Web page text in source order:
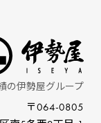
の伊勢屋グループ
〒064-0805